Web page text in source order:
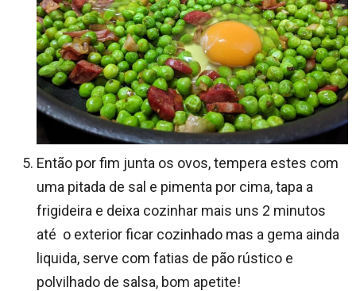
Então por fim junta os ovos, tempera estes com
uma pitada de sal e pimenta por cima, tapa a
frigideira e deixa cozinhar mais uns 2 minutos
até o exterior ficar cozinhado mas a gema ainda
liquida, serve com fatias de pão rústico e
polvilhado de salsa, bom apetite!